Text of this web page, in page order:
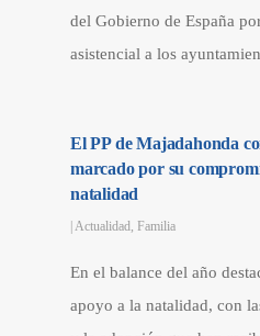
del Gobierno de España
asistencial a los
El PP de Majadahonda
marcado por su
natalidad
|Actualidad,Familia
En el balance del año
apoyo a la natalidad, con